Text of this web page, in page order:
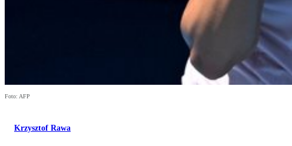
Foto: AFP
Krzysztof Rawa